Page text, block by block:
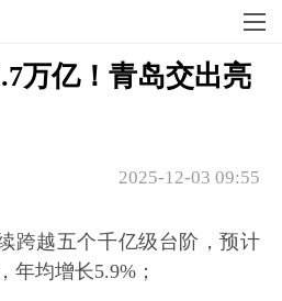
万亿！青岛交出亮
2025-12-03 09:55
跨越五个千亿级台阶，预计
年均增长5.9%；